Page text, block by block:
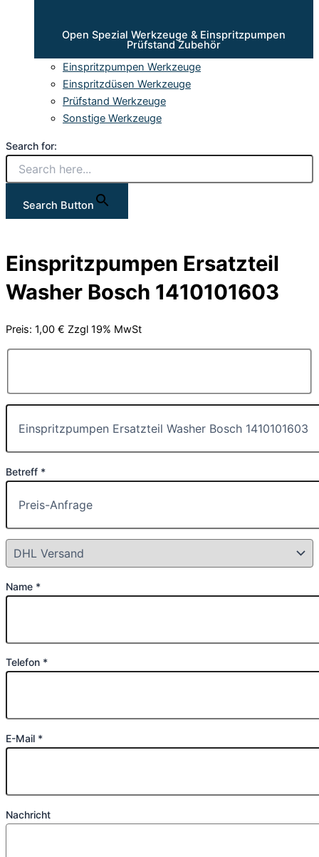
Open Spezial Werkzeuge & Einspritzpumpen
Prüfstand Zubehör
Einspritzpumpen Werkzeuge
Einspritzdüsen Werkzeuge
Prüfstand Werkzeuge
Sonstige Werkzeuge
Search for:
Search Button
Einspritzpumpen Ersatzteil
Washer Bosch 1410101603
Preis: 1,00 € Zzgl 19% MwSt
Betreff *
Name *
Telefon *
E-Mail *
Nachricht